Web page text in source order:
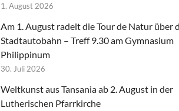
1. August 2026
Am 1. August radelt die Tour de Natur über
Stadtautobahn – Treff 9.30 am Gymnasium
Philippinum
30. Juli 2026
Weltkunst aus Tansania ab 2. August in der
Lutherischen Pfarrkirche